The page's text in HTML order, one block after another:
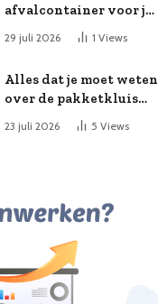
afvalcontainer voor je
29 juli 2026 1 Views
Alles dat je moet weten
over de pakketkluis
aan huis: voordelen,
kooptips en belang
23 juli 2026 5 Views